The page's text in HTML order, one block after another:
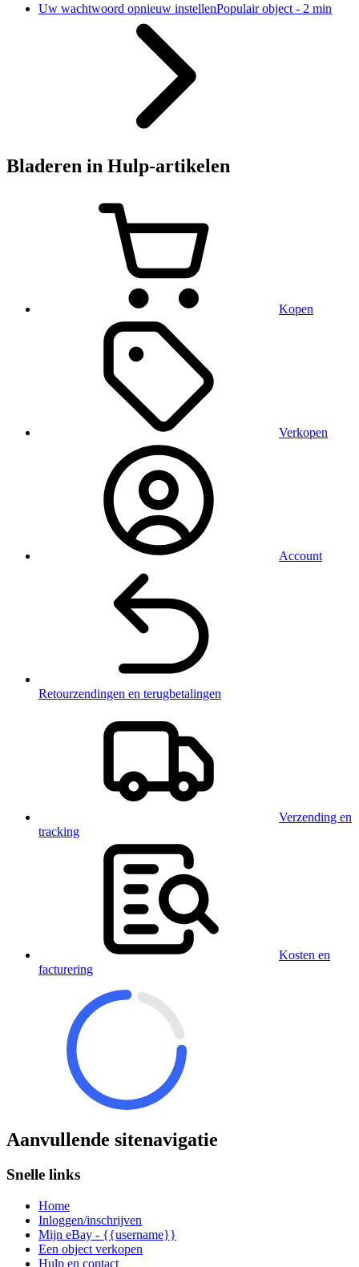
Uw wachtwoord opnieuw instellenPopulair object - 2 min
Bladeren in Hulp-artikelen
Kopen
Verkopen
Account
Retourzendingen en terugbetalingen
Verzending en
tracking
Kosten en
facturering
Aanvullende sitenavigatie
Snelle links
Home
Inloggen/inschrijven
Mijn eBay - {{username}}
Een object verkopen
Hulp en contact